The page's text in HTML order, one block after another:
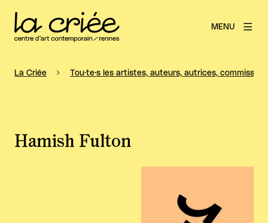
MENU
La Criée Tou·te·s les artistes, auteurs, autrices,
Hamish Fulton